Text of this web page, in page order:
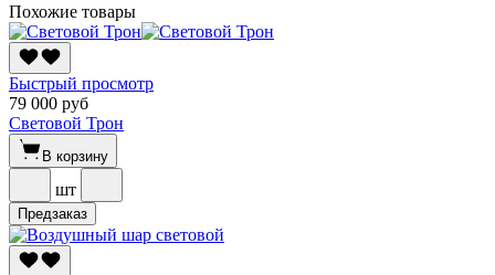
Похожие товары
Быстрый просмотр
79 000 руб
Световой Трон
В корзину
шт
Предзаказ